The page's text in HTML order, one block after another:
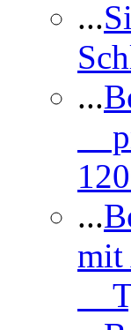
...
...
...
mit